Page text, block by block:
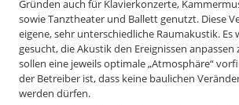
Gründen auch für Klavierkonzerte,
sowie Tanztheater und Ballett genutzt. Diese
eigene, sehr unterschiedliche Raumakustik.
gesucht, die Akustik den Ereignissen
sollen eine jeweils optimale „Atmosphäre“
der Betreiber ist, dass keine baulichen
werden dürfen.